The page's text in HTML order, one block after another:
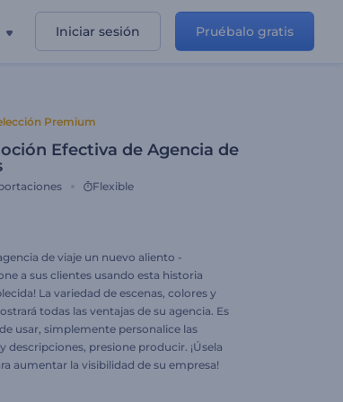
Iniciar sesión Pruébalo gratis
Premium
Efectiva de Agencia de
Flexible
de viaje un nuevo aliento -
a sus clientes usando esta historia
La variedad de escenas, colores y
todas las ventajas de su agencia. Es
usar, simplemente personalice las
descripciones, presione producir. ¡Úsela
aumentar la visibilidad de su empresa!